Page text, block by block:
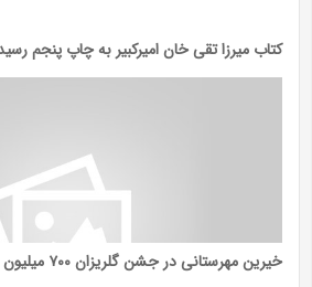
کتاب میرزا تقی خان امیرکبیر به چاپ پنجم رسید
خیرین مهرستانی در جشن گلریزان ۷۰۰ میلیون ریال...